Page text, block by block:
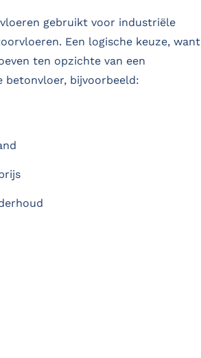
gebruikt voor industriële
Een logische keuze, want
ten opzichte van een
bijvoorbeeld: